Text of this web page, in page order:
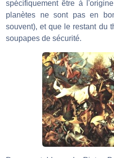
spécifiquement être à
planètes ne sont pas en
souvent), et que le restant du
soupapes de sécurité.